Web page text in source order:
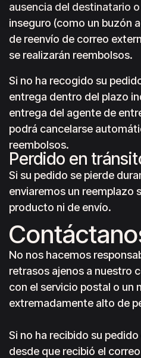
ausencia del destinatario
inseguro (como un buzón
de reenvío de correo
se realizarán reembolsos.
Si no ha recogido su
entrega dentro del plazo
entrega del agente de
podrá cancelarse
reembolsos.
Perdido en
Si su pedido se pierde
enviaremos un reemplazo
producto ni de envío.
No nos hacemos
retrasos ajenos a nuestro
con el servicio postal o un
extremadamente alto de
Si no ha recibido su
desde que recibió el